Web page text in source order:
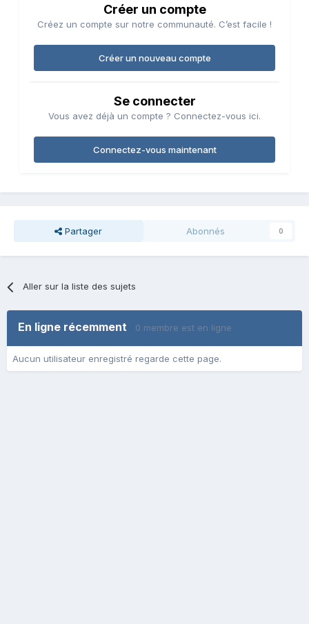
Créer un compte
Créez un compte sur notre communauté. C’est facile !
Créer un nouveau compte
Se connecter
Vous avez déjà un compte ? Connectez-vous ici.
Connectez-vous maintenant
Partager Abonnés 0
Aller sur la liste des sujets
En ligne récemment 0 membre est en ligne
Aucun utilisateur enregistré regarde cette page.